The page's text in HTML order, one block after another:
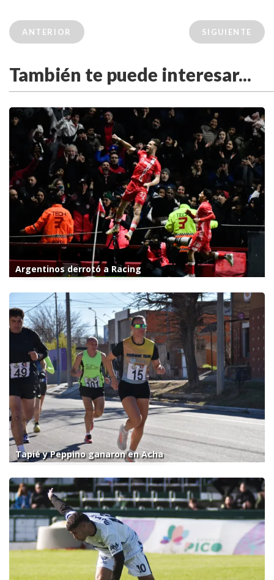
ANTERIOR SIGUIENTE
También te puede interesar...
Argentinos derrotó a Racing
Tapié y Peppino ganaron en Acha